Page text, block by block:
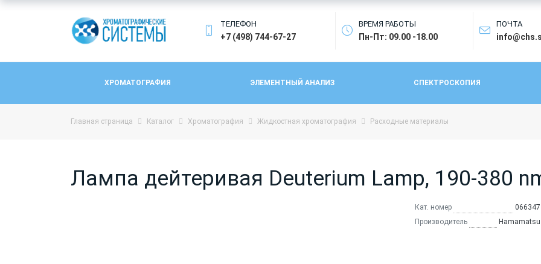
ТЕЛЕФОН
+7 (498) 744-67-27
ВРЕМЯ РАБОТЫ
Пн-Пт: 09.00 -18.00
ПОЧТА
ХРОМАТОГРАФИЯ ЭЛЕМЕНТНЫЙ АНАЛИЗ СПЕКТРОСКОПИЯ
Главная страница Каталог Хроматография Жидкостная хроматография Расходные материалы
Лампа дейтеривая Deuterium Lamp, 190-380
Кат. номер
066347
Производитель
Hamamatsu